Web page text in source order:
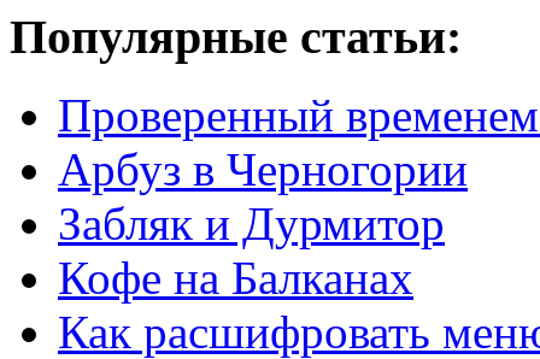
Популярные статьи:
Проверенный временем
Арбуз в Черногории
Забляк и Дурмитор
Кофе на Балканах
Как расшифровать